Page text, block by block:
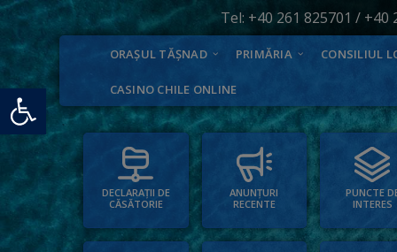
Deschide bara de unelte
Tel: +40 261 825701 / +40
ORAȘUL TĂȘNAD PRIMĂRIA CONSILIUL
CASINO CHILE ONLINE
DECLARAȚII DE
CĂSĂTORIE
ANUNȚURI
RECENTE
PUNCTE
INTERES